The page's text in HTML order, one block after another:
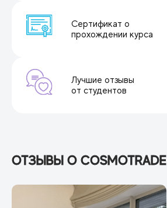
Сертификат о
прохождении курса
Лучшие отзывы
от студентов
ОТЗЫВЫ О COSMOTRADE